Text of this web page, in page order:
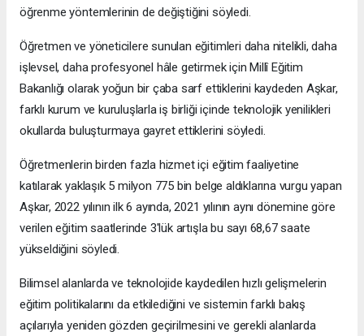
öğrenme yöntemlerinin de değiştiğini söyledi.
Öğretmen ve yöneticilere sunulan eğitimleri daha nitelikli, daha
işlevsel, daha profesyonel hâle getirmek için Millî Eğitim
Bakanlığı olarak yoğun bir çaba sarf ettiklerini kaydeden Aşkar,
farklı kurum ve kuruluşlarla iş birliği içinde teknolojik yenilikleri
okullarda buluşturmaya gayret ettiklerini söyledi.
Öğretmenlerin birden fazla hizmet içi eğitim faaliyetine
katılarak yaklaşık 5 milyon 775 bin belge aldıklarına vurgu yapan
Aşkar, 2022 yılının ilk 6 ayında, 2021 yılının aynı dönemine göre
verilen eğitim saatlerinde 3'lük artışla bu sayı 68,67 saate
yükseldiğini söyledi.
Bilimsel alanlarda ve teknolojide kaydedilen hızlı gelişmelerin
eğitim politikalarını da etkilediğini ve sistemin farklı bakış
açılarıyla yeniden gözden geçirilmesini ve gerekli alanlarda